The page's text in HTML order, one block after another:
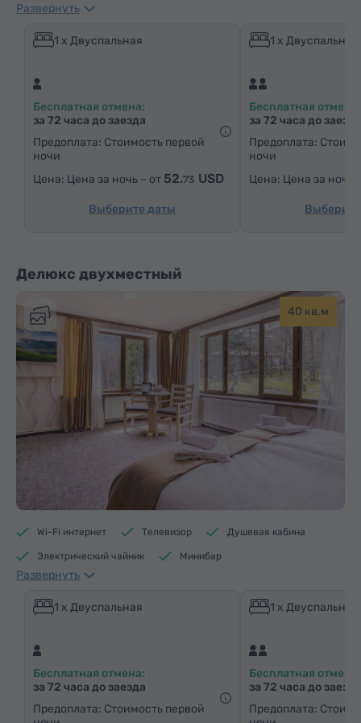
Минибар
Тапочки Фен Шкаф/Гардероб
Кабельные телеканалы Ковровые полы
Бутилировання вода
Утюг с гладильной доской (по запросу)
Развернуть
1 x Двуспальная
Бесплатная отмена:
за 72 часа до заезда
Предоплата: Стоимость первой
ночи
Цена за ночь – от 52.73 USD
Выберите даты
1 x Двуспальная
Бесплатная отмена:
за 72 часа до заезда
Предоплата:
ночи
Цена за ночь
Делюкс двухместный
40 кв.м
Wi-Fi интернет Телевизор Душевая кабина
Электрический чайник Минибар
Средства гигиены
Фен Отопление Шкаф/Гардероб
Кабельные телеканалы Ковровые полы
Бутилировання вода
Утюг с гладильной доской (по запросу)
Развернуть
1 x Двуспальная
Бесплатная отмена:
за 72 часа до заезда
Предоплата: Стоимость первой
1 x Двуспальная
Бесплатная отмена:
за 72 часа до заезда
Предоплата: